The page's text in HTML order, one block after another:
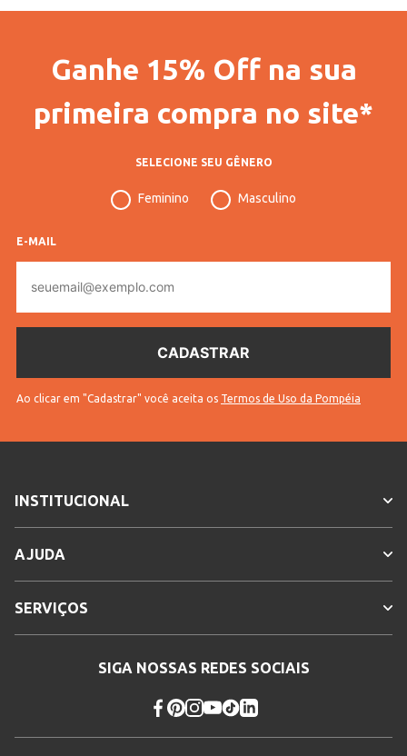
Gênero Feminino
Idade Adulto
Longa
Bege
Ganhe 15% Off na sua
primeira compra no site*
SELECIONE SEU GÊNERO
Feminino Masculino
E-MAIL
mail
Ao clicar em "Cadastrar" você aceita os Termos de Uso da Pompéia
INSTITUCIONAL
AJUDA
SERVIÇOS
SIGA NOSSAS REDES SOCIAIS